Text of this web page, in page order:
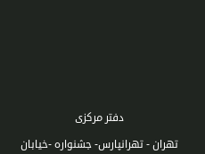
دفتر مرکزی
تهران - تهرانپارس- جشنواره -خیابان